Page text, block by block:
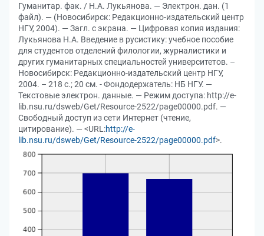
Гуманитар. фак. / Н.А. Лукьянова. — Электрон. дан. (1
файл). — (Новосибирск: Редакционно-издательский центр
НГУ, 2004). — Загл. с экрана. — Цифровая копия издания:
Лукьянова Н.А. Введение в русистику: учебное пособие
для студентов отделений филологии, журналистики и
других гуманитарных специальностей университетов. –
Новосибирск: Редакционно-издательский центр НГУ,
2004. – 218 с.; 20 см. - Фондодержатель: НБ НГУ. —
Текстовые электрон. данные. — Режим доступа: http://e-
lib.nsu.ru/dsweb/Get/Resource-2522/page00000.pdf. —
Свободный доступ из сети Интернет (чтение,
цитирование). — <URL:http://e-
lib.nsu.ru/dsweb/Get/Resource-2522/page00000.pdf>.